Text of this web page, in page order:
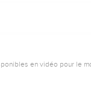
en vidéo pour le